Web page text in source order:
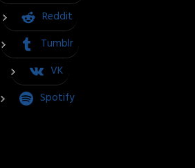
Reddit
Tumblr
VK
Spotify